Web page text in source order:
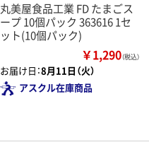
丸美屋食品工業 FD たまごス
ープ 10個パック 363616 1セ
ット(10個パック)
￥1,290（税込）
お届け日：8月11日（火）
アスクル在庫商品